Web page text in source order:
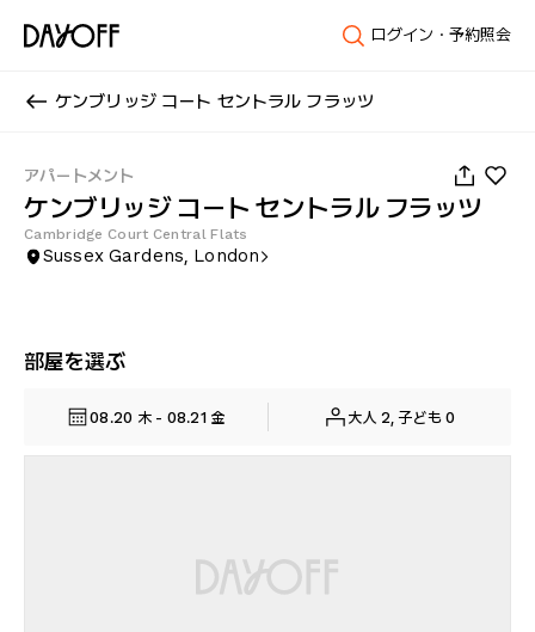
ログイン・予約照会
ケンブリッジ コート セントラル フラッツ
アパートメント
ケンブリッジ コート セントラル フラッツ
Cambridge Court Central Flats
Sussex Gardens, London
部屋を選ぶ
08.20 木 - 08.21 金 大人 2, 子ども 0